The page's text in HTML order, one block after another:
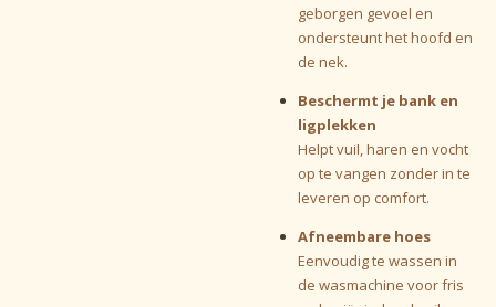
geborgen gevoel en
ondersteunt het hoofd en
de nek.
Beschermt je bank en
ligplekken
Helpt vuil, haren en vocht
op te vangen zonder in te
leveren op comfort.
Afneembare hoes
Eenvoudig te wassen in
de wasmachine voor fris